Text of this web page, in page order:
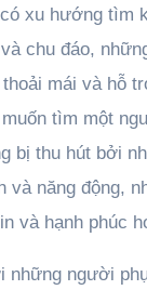
xu hướng tìm
chu đáo,
mái và hỗ
tìm một
bị thu hút bởi
và năng động,
và hạnh phúc
những người